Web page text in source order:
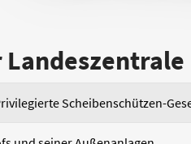
Scheibenschützen-